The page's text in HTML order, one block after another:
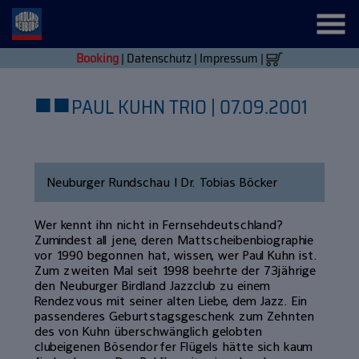
Booking| Datenschutz| Impressum |
■■PAUL KUHN TRIO | 07.09.2001
Neuburger Rundschau | Dr. Tobias Böcker
Wer kennt ihn nicht in Fernsehdeutschland?
Zumindest all jene, deren Mattscheibenbiographie
vor 1990 begonnen hat, wissen, wer Paul Kuhn ist.
Zum zweiten Mal seit 1998 beehrte der 73jährige
den Neuburger Birdland Jazzclub zu einem
Rendezvous mit seiner alten Liebe, dem Jazz. Ein
passenderes Geburtstagsgeschenk zum Zehnten
des von Kuhn überschwänglich gelobten
clubeigenen Bösendorfer Flügels hätte sich kaum